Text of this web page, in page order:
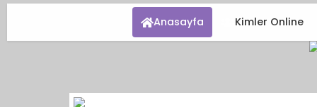
Anasayfa Kimler Online